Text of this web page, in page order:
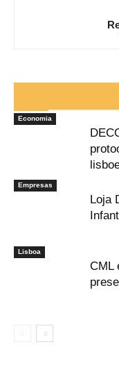
Economia
Empresas
Loja
Lisboa
CML